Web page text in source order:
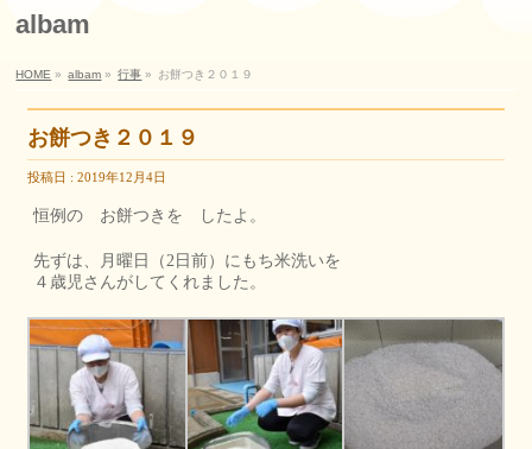
albam
HOME » albam » 行事 » お餅つき２０１９
お餅つき２０１９
投稿日 : 2019年12月4日
恒例の お餅つきを したよ。
先ずは、月曜日（2日前）にもち米洗いを
４歳児さんがしてくれました。